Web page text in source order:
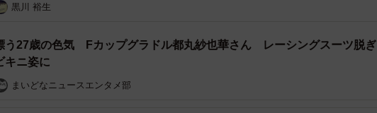
黒川 裕生
う27歳の色気 Fカップグラドル都丸紗也華さん レーシングスーツ脱ぎ
キニ姿に
まいどなニュースエンタメ部